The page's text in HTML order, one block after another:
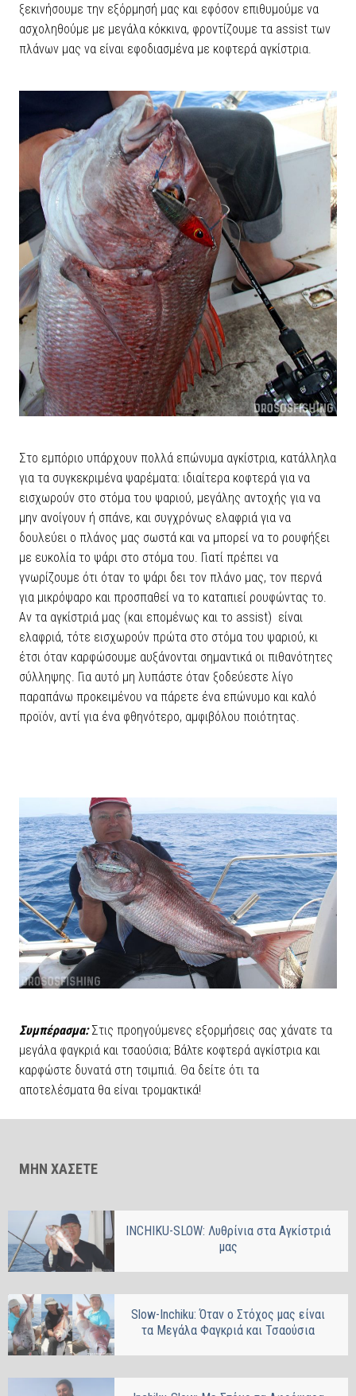
ξεκινήσουμε την εξόρμησή μας και εφόσον επιθυμούμε να
ασχοληθούμε με μεγάλα κόκκινα, φροντίζουμε τα assist των
πλάνων μας να είναι εφοδιασμένα με κοφτερά αγκίστρια.
Στο εμπόριο υπάρχουν πολλά επώνυμα αγκίστρια, κατάλληλα
για τα συγκεκριμένα ψαρέματα: ιδιαίτερα κοφτερά για να
εισχωρούν στο στόμα του ψαριού, μεγάλης αντοχής για να
μην ανοίγουν ή σπάνε, και συγχρόνως ελαφριά για να
δουλεύει ο πλάνος μας σωστά και να μπορεί να το ρουφήξει
με ευκολία το ψάρι στο στόμα του. Γιατί πρέπει να
γνωρίζουμε ότι όταν το ψάρι δει τον πλάνο μας, τον περνά
για μικρόψαρο και προσπαθεί να το καταπιεί ρουφώντας το.
Αν τα αγκίστριά μας (και επομένως και το assist) είναι
ελαφριά, τότε εισχωρούν πρώτα στο στόμα του ψαριού, κι
έτσι όταν καρφώσουμε αυξάνονται σημαντικά οι πιθανότητες
σύλληψης. Για αυτό μη λυπάστε όταν ξοδεύεστε λίγο
παραπάνω προκειμένου να πάρετε ένα επώνυμο και καλό
προϊόν, αντί για ένα φθηνότερο, αμφιβόλου ποιότητας.
Συμπέρασμα: Στις προηγούμενες εξορμήσεις σας χάνατε τα
μεγάλα φαγκριά και τσαούσια; Βάλτε κοφτερά αγκίστρια και
καρφώστε δυνατά στη τσιμπιά. Θα δείτε ότι τα
αποτελέσματα θα είναι τρομακτικά!
ΜΗΝ ΧΑΣΕΤΕ
INCHIKU-SLOW: Λυθρίνια στα Αγκίστριά
μας
Slow-Inchiku: Όταν ο Στόχος μας είναι
τα Μεγάλα Φαγκριά και Τσαούσια